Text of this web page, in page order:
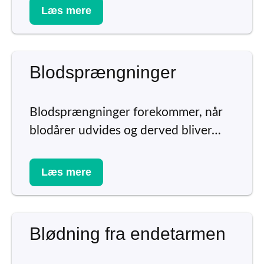
Læs mere
Blodsprængninger
Blodsprængninger forekommer, når
blodårer udvides og derved bliver…
Læs mere
Blødning fra endetarmen